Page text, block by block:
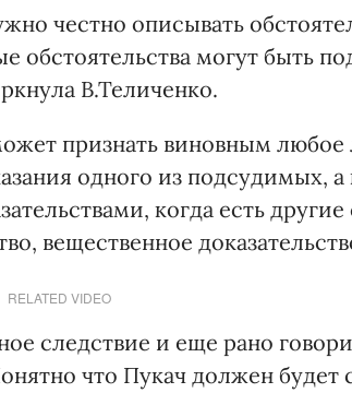
честно описывать
обстоятельства могут быть
В.Теличенко.
признать виновным любое
одного из подсудимых, а
когда есть другие
вещественное
RELATED VIDEO
следствие и еще рано
что Пукач должен будет